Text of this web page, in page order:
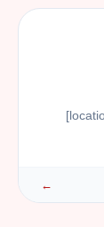
سباك صحي ممتاز: خدمات سباكة احترافية في [location]
←